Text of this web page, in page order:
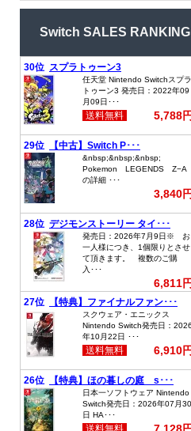
Switch SALES RANKING